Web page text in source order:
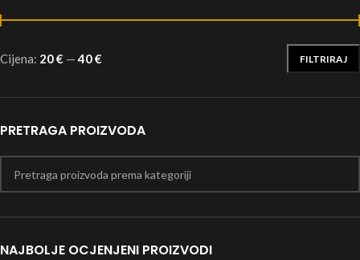
FILTRIRAJ
Cijena: 20 € —40 €
PRETRAGA PROIZVODA
NAJBOLJE OCJENJENI PROIZVODI